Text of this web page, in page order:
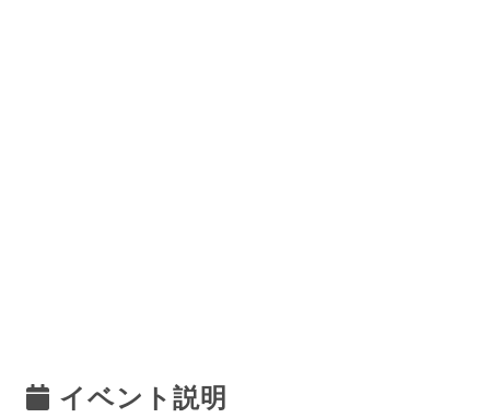
イベント説明